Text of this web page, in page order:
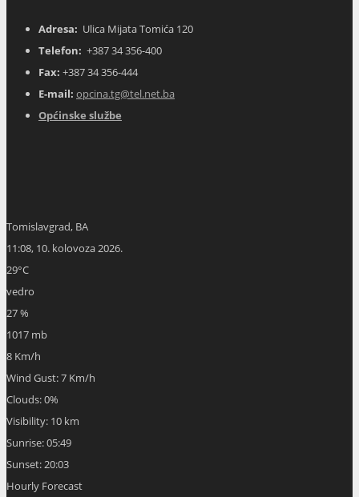
Adresa: Ulica Mijata Tomića 120
Telefon: +387 34 356-400
Fax: +387 34 356-444
E-mail: opcina.tg@tel.net.ba
Općinske službe
Tomislavgrad, BA
11:08, 10. kolovoza 2026.
29°C
vedro
27 %
1017 mb
8 Km/h
Wind Gust:7 Km/h
Clouds:0%
Visibility: 10 km
Sunrise:05:49
Sunset:20:03
Hourly Forecast